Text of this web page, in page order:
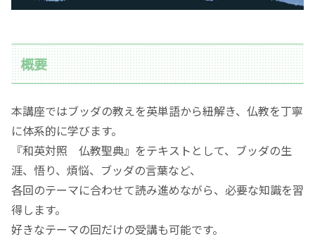
概要
本講座ではブッダの教えを英単語から紐解き、仏教を丁寧
に体系的に学びます。
『和英対照 仏教聖典』をテキストとして、ブッダの生
涯、悟り、煩悩、ブッダの言葉など、
各回のテーマに合わせて読み進めながら、必要な知識を習
得します。
好きなテーマの回だけの受講も可能です。